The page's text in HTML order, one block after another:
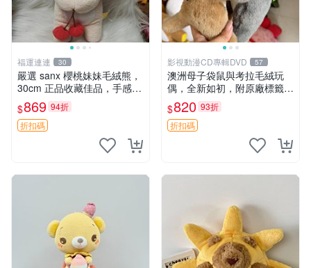
福運連連 30
嚴選 sanx 櫻桃妹妹毛絨熊，
30cm 正品收藏佳品，手感極
軟，適合贈送與收藏 櫻桃妹
妹、sanx、毛絨熊
$869 94折
折扣碼
影視動漫CD專輯DVD 57
澳洲母子袋鼠與考拉毛絨玩
偶，全新如初，附原廠標籤，
手感極軟，適合贈送親朋好
友。袋鼠與考拉正版，精緻尺
寸，適合作為收藏或家飾擺
設，增添暖意。 母子、袋
$820 93折
折扣碼